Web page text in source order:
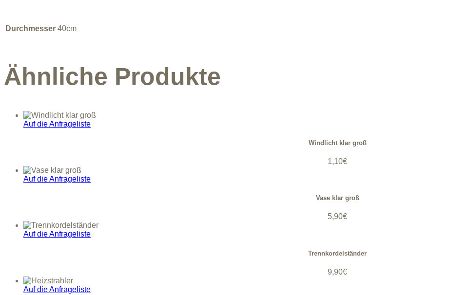
Durchmesser 40cm
Ähnliche Produkte
Auf die Anfrageliste
Windlicht klar groß
1,10€
Auf die Anfrageliste
Vase klar groß
5,90€
Auf die Anfrageliste
Trennkordelständer
9,90€
Auf die Anfrageliste